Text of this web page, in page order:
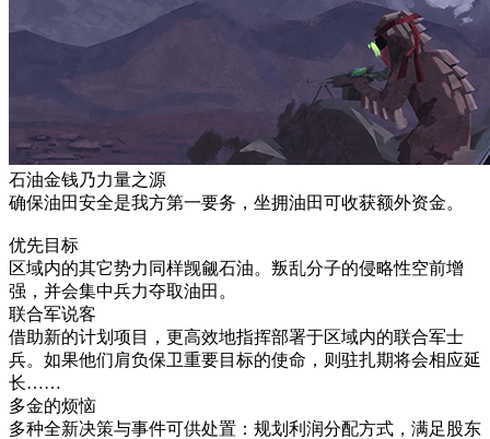
石油金钱乃力量之源
确保油田安全是我方第一要务，坐拥油田可收获额外资金。
优先目标
区域内的其它势力同样觊觎石油。叛乱分子的侵略性空前增
强，并会集中兵力夺取油田。
联合军说客
借助新的计划项目，更高效地指挥部署于区域内的联合军士
兵。如果他们肩负保卫重要目标的使命，则驻扎期将会相应延
长……
多金的烦恼
多种全新决策与事件可供处置：规划利润分配方式，满足股东